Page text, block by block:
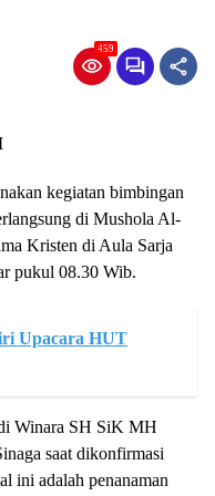
459
kegiatan bimbingan
di Mushola Al-
Kristen di Aula Sarja
pukul 08.30 Wib.
Upacara HUT
Winara SH SiK MH
saat dikonfirmasi
ini adalah penanaman